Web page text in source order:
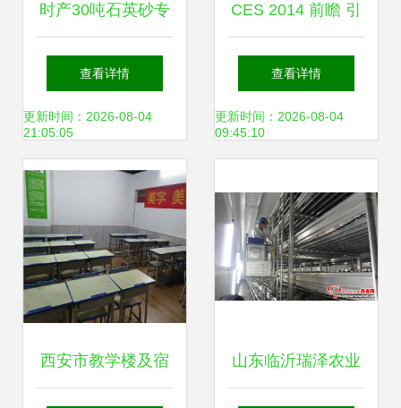
时产30吨石英砂专
用棒磨机 为山西基
础建设注入“稳定、
高效、节能”新动能
查看详情
更新时间：2026-08-04
21:05:05
CES 2014 前瞻 引
领未来的八大科技
趋势
查看详情
更新时间：2026-08-04
09:45:10
西安市教学楼及宿 山东临沂瑞泽农业